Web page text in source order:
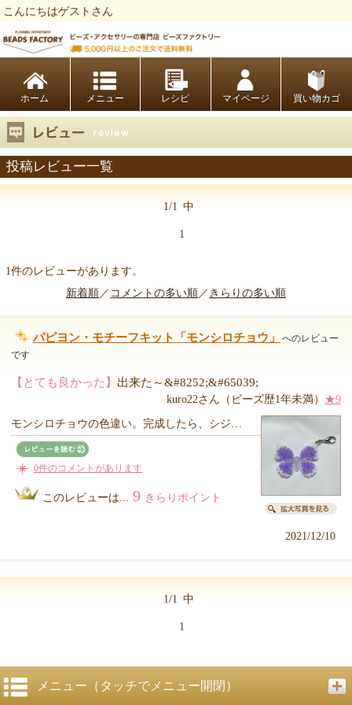
こんにちはゲストさん
ホーム レシピ マイページ 買い物カゴ
投稿レビュー一覧
1/1 中
1
1件のレビューがあります。
新着順／ コメントの多い順／ きらりの多い順
パピヨン・モチーフキット「モンシロチョウ」
へのレビュー
です
【とても良かった】 出来た～&#8252;&#65039;
kuro22さん（ビーズ歴1年未満） ★9
モンシロチョウの色違い。完成したら、シジ…
0件のコメントがあります
このレビューは... 9 きらりポイント
2021/12/10
1/1 中
1
メニュー（タッチでメニュー開閉）